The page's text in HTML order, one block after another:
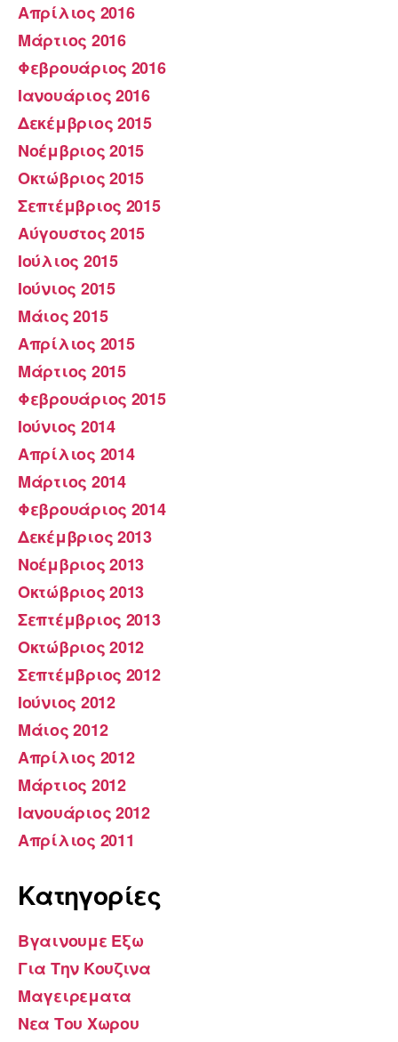
Απρίλιος 2016
Μάρτιος 2016
Φεβρουάριος 2016
Ιανουάριος 2016
Δεκέμβριος 2015
Νοέμβριος 2015
Οκτώβριος 2015
Σεπτέμβριος 2015
Αύγουστος 2015
Ιούλιος 2015
Ιούνιος 2015
Μάιος 2015
Απρίλιος 2015
Μάρτιος 2015
Φεβρουάριος 2015
Ιούνιος 2014
Απρίλιος 2014
Μάρτιος 2014
Φεβρουάριος 2014
Δεκέμβριος 2013
Νοέμβριος 2013
Οκτώβριος 2013
Σεπτέμβριος 2013
Οκτώβριος 2012
Σεπτέμβριος 2012
Ιούνιος 2012
Μάιος 2012
Απρίλιος 2012
Μάρτιος 2012
Ιανουάριος 2012
Απρίλιος 2011
Kατηγορίες
Βγαινουμε Εξω
Για Την Κουζινα
Μαγειρεματα
Νεα Του Χωρου